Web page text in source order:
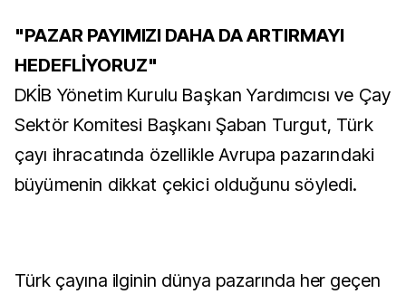
"PAZAR PAYIMIZI DAHA DA ARTIRMAYI
HEDEFLİYORUZ"
DKİB Yönetim Kurulu Başkan Yardımcısı ve Çay
Sektör Komitesi Başkanı Şaban Turgut, Türk
çayı ihracatında özellikle Avrupa pazarındaki
büyümenin dikkat çekici olduğunu söyledi.
Türk çayına ilginin dünya pazarında her geçen